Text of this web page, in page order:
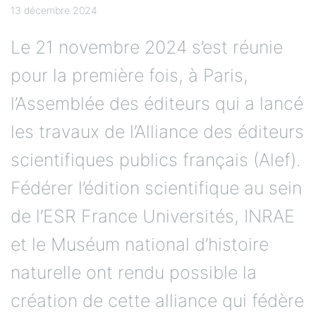
13 décembre 2024
Le 21 novembre 2024 s’est réunie
pour la première fois, à Paris,
l’Assemblée des éditeurs qui a lancé
les travaux de l’Alliance des éditeurs
scientifiques publics français (Alef).
Fédérer l’édition scientifique au sein
de l’ESR France Universités, INRAE
et le Muséum national d’histoire
naturelle ont rendu possible la
création de cette alliance qui fédère